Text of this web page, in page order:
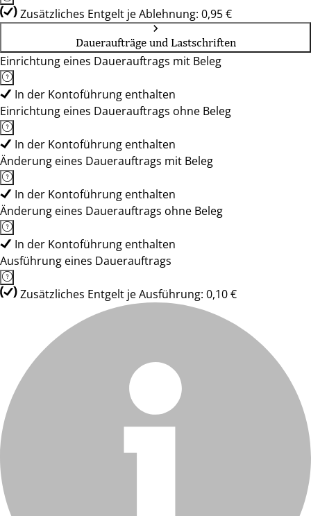
Zusätzliches Entgelt je Ablehnung: 0,95 €
Daueraufträge und Lastschriften
Einrichtung eines Dauerauftrags mit Beleg
In der Kontoführung enthalten
Einrichtung eines Dauerauftrags ohne Beleg
In der Kontoführung enthalten
Änderung eines Dauerauftrags mit Beleg
In der Kontoführung enthalten
Änderung eines Dauerauftrags ohne Beleg
In der Kontoführung enthalten
Ausführung eines Dauerauftrags
Zusätzliches Entgelt je Ausführung: 0,10 €